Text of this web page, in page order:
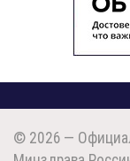
© 2026 —